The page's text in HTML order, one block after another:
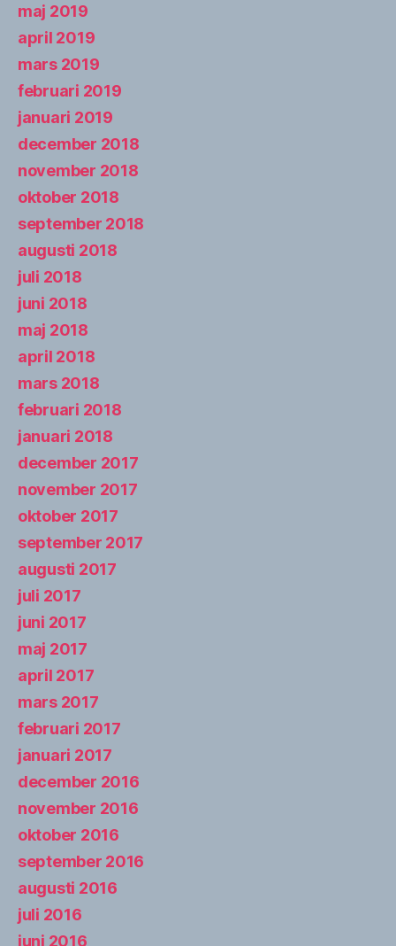
maj 2019
april 2019
mars 2019
februari 2019
januari 2019
december 2018
november 2018
oktober 2018
september 2018
augusti 2018
juli 2018
juni 2018
maj 2018
april 2018
mars 2018
februari 2018
januari 2018
december 2017
november 2017
oktober 2017
september 2017
augusti 2017
juli 2017
juni 2017
maj 2017
april 2017
mars 2017
februari 2017
januari 2017
december 2016
november 2016
oktober 2016
september 2016
augusti 2016
juli 2016
juni 2016